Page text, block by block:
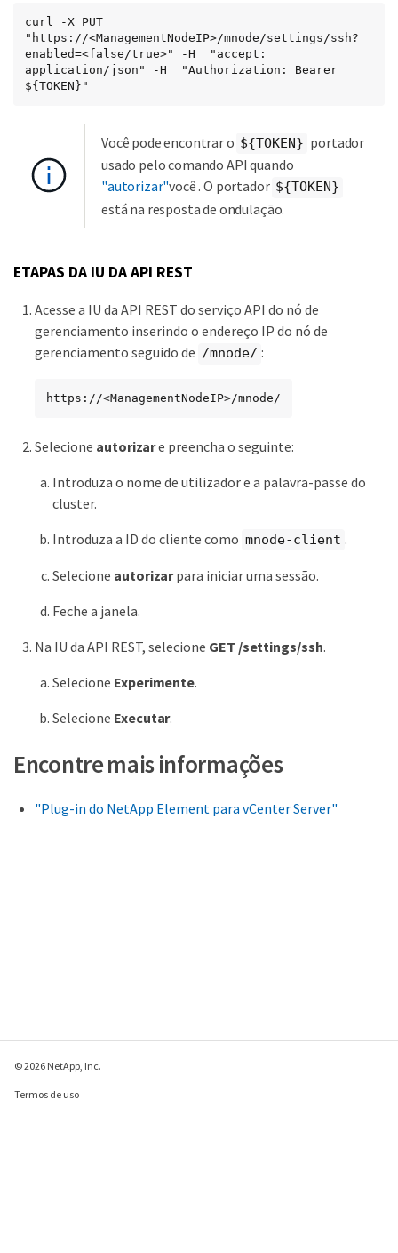
curl -X PUT
"https://<ManagementNodeIP>/mnode/settings/ssh?
enabled=<false/true>" -H  "accept:
application/json" -H  "Authorization: Bearer
${TOKEN}"
Você pode encontrar o ${TOKEN} portador
usado pelo comando API quando
"autorizar"você . O portador ${TOKEN}
está na resposta de ondulação.
ETAPAS DA IU DA API REST
Acesse a IU da API REST do serviço API do nó de
gerenciamento inserindo o endereço IP do nó de
gerenciamento seguido de /mnode/ :
https://<ManagementNodeIP>/mnode/
Selecione autorizare preencha o seguinte:
Introduza o nome de utilizador e a palavra-passe do
cluster.
Introduza a ID do cliente como mnode-client .
Selecione autorizarpara iniciar uma sessão.
Feche a janela.
Na IU da API REST, selecione GET /settings​/ssh.
Selecione Experimente.
Selecione Executar.
Encontre mais informações
"Plug-in do NetApp Element para vCenter Server"
© 2026 NetApp, Inc.
Termos de uso